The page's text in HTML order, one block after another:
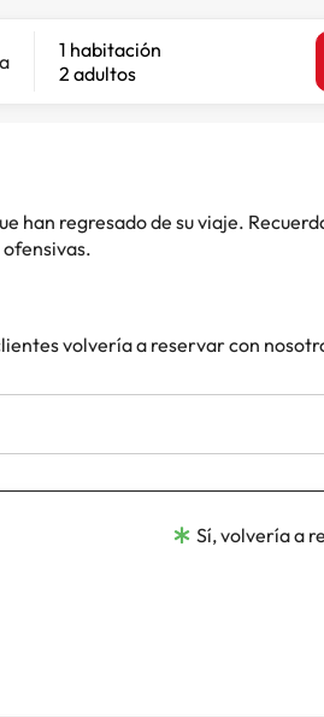
1 habitación
2 adultos
han regresado de su viaje.
volvería a reservar con